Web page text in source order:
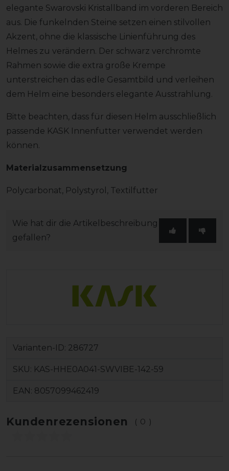
elegante Swarovski Kristallband im vorderen Bereich
aus. Die funkelnden Steine setzen einen stilvollen
Akzent, ohne die klassische Linienführung des
Helmes zu verändern. Der schwarz verchromte
Rahmen sowie die extra große Krempe
unterstreichen das edle Gesamtbild und verleihen
dem Helm eine besonders elegante Ausstrahlung.
Bitte beachten, dass für diesen Helm ausschließlich
passende KASK Innenfutter verwendet werden
können.
Materialzusammensetzung
Polycarbonat, Polystyrol, Textilfutter
Wie hat dir die Artikelbeschreibung
gefallen?
Varianten-ID: 286727
SKU: KAS-HHE0A041-SWVIBE-142-59
EAN: 8057099462419
Kundenrezensionen (0)